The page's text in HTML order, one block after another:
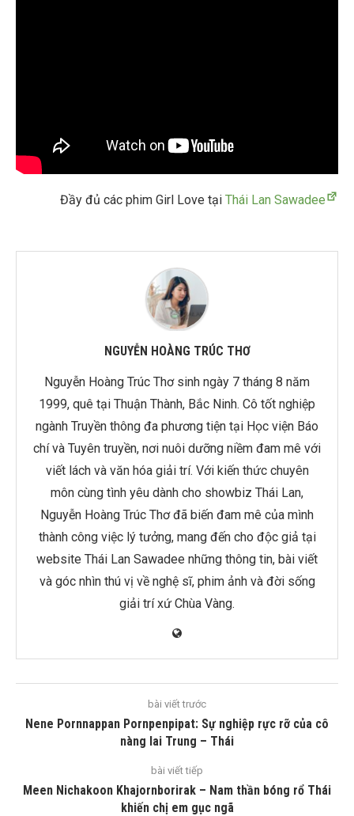
Đầy đủ các phim Girl Love tại Thái Lan Sawadee
NGUYỄN HOÀNG TRÚC THƠ
Nguyễn Hoàng Trúc Thơ sinh ngày 7 tháng 8 năm
1999, quê tại Thuận Thành, Bắc Ninh. Cô tốt nghiệp
ngành Truyền thông đa phương tiện tại Học viện Báo
chí và Tuyên truyền, nơi nuôi dưỡng niềm đam mê với
viết lách và văn hóa giải trí. Với kiến thức chuyên
môn cùng tình yêu dành cho showbiz Thái Lan,
Nguyễn Hoàng Trúc Thơ đã biến đam mê của mình
thành công việc lý tưởng, mang đến cho độc giả tại
website Thái Lan Sawadee những thông tin, bài viết
và góc nhìn thú vị về nghệ sĩ, phim ảnh và đời sống
giải trí xứ Chùa Vàng.
bài viết trước
Nene Pornnappan Pornpenpipat: Sự nghiệp rực rỡ của cô
nàng lai Trung – Thái
bài viết tiếp
Meen Nichakoon Khajornborirak – Nam thần bóng rổ Thái
khiến chị em gục ngã